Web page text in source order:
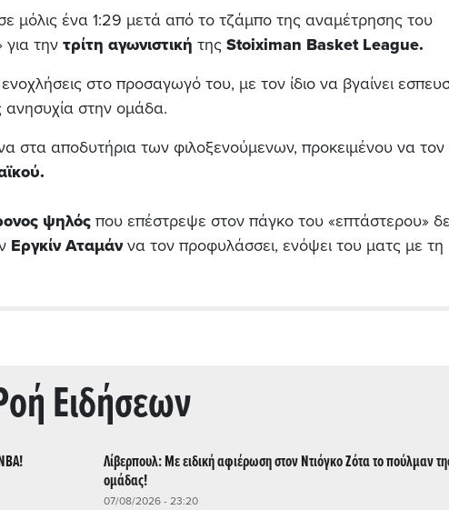
μόλις ένα 1:29 μετά από το τζάμπο της αναμέτρησης του
για την τρίτη αγωνιστική της Stoiximan Basket League.
στο προσαγωγό του, με τον ίδιο να βγαίνει
στην ομάδα.
στα αποδυτήρια των φιλοξενούμενων, προκειμένου να τον
ψηλός που επέστρεψε στον πάγκο του «επτάστερου»
Εργκίν Αταμάν να τον προφυλάσσει, ενόψει του ματς με τη
Ειδήσεων
Λίβερπουλ: Με ειδική αφιέρωση στον Ντιόγκο Ζότα το πούλμαν
ομάδας!
07/08/2026 - 23:20